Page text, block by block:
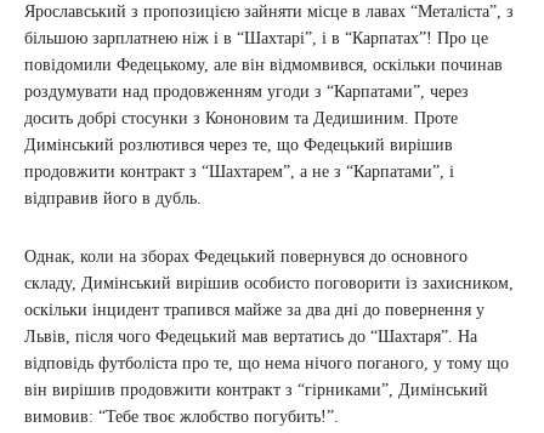
Ярославський з пропозицією зайняти місце в лавах “Металіста”, з
більшою зарплатнею ніж і в “Шахтарі”, і в “Карпатах”! Про це
повідомили Федецькому, але він відмомвився, оскільки починав
роздумувати над продовженням угоди з “Карпатами”, через
досить добрі стосунки з Кононовим та Дедишиним. Проте
Димінський розлютився через те, що Федецький вирішив
продовжити контракт з “Шахтарем”, а не з “Карпатами”, і
відправив його в дубль.
Однак, коли на зборах Федецький повернувся до основного
складу, Димінський вирішив особисто поговорити із захисником,
оскільки інцидент трапився майже за два дні до повернення у
Львів, після чого Федецький мав вертатись до “Шахтаря”. На
відповідь футболіста про те, що нема нічого поганого, у тому що
він вирішив продовжити контракт з “гірниками”, Димінський
вимовив: “Тебе твоє жлобство погубить!”.